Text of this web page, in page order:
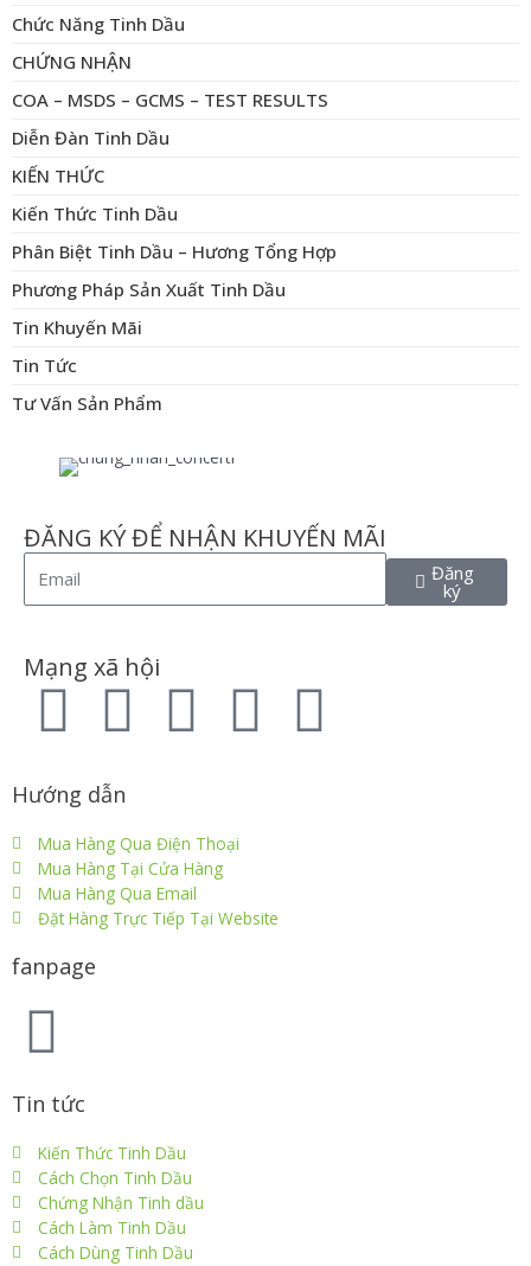
Chức Năng Tinh Dầu
CHỨNG NHẬN
COA – MSDS – GCMS – TEST RESULTS
Diễn Đàn Tinh Dầu
KIẾN THỨC
Kiến Thức Tinh Dầu
Phân Biệt Tinh Dầu – Hương Tổng Hợp
Phương Pháp Sản Xuất Tinh Dầu
Tin Khuyến Mãi
Tin Tức
Tư Vấn Sản Phẩm
ĐĂNG KÝ ĐỂ NHẬN KHUYẾN MÃI
Đăng
ký
Mạng xã hội
Hướng dẫn
Mua Hàng Qua Điện Thoại
Mua Hàng Tại Cửa Hàng
Mua Hàng Qua Email
Đặt Hàng Trực Tiếp Tại Website
fanpage
Tin tức
Kiến Thức Tinh Dầu
Cách Chọn Tinh Dầu
Chứng Nhận Tinh dầu
Cách Làm Tinh Dầu
Cách Dùng Tinh Dầu